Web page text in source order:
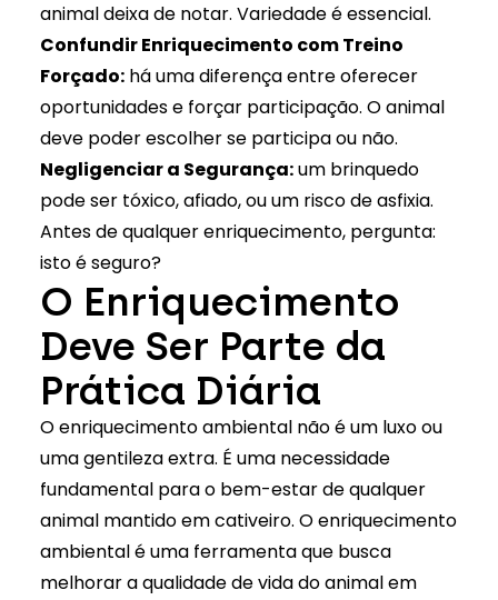
animal deixa de notar. Variedade é essencial.
Confundir Enriquecimento com Treino
Forçado:há uma diferença entre oferecer
oportunidades e forçar participação. O animal
deve poder escolher se participa ou não.
Negligenciar a Segurança:um brinquedo
pode ser tóxico, afiado, ou um risco de asfixia.
Antes de qualquer enriquecimento, pergunta:
isto é seguro?
O Enriquecimento
Deve Ser Parte da
Prática Diária
O enriquecimento ambiental não é um luxo ou
uma gentileza extra. É uma necessidade
fundamental para o bem-estar de qualquer
animal mantido em cativeiro. O enriquecimento
ambiental é uma ferramenta que busca
melhorar a qualidade de vida do animal em